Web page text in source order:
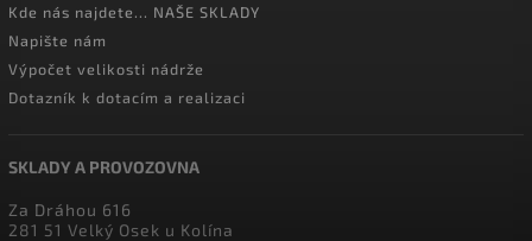
Kde nás najdete... NAŠE SKLADY
Napište nám
Výpočet velikosti nádrže
Dotazník k dotacím a realizaci
SKLADY A PROVOZOVNA
Za Dráhou 616
281 51 Velký Osek u Kolína